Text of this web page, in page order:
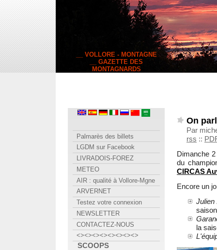
__ VOLLORE - MONTAGNE
__ GAZETTE DES
MONTAGNARDS
On
Par
rss ::
Dimanche
du
CIRCAS
Encore un
Julien
la
Palmarès des billets
LGDM sur Facebook
LIVRADOIS-FOREZ
METEO
AIR : qualité à Vollore-Mgne
ARVERNET
Testez votre connexion
NEWSLETTER
CONTACTEZ-NOUS
<><><><><><><><>
SCOOPS